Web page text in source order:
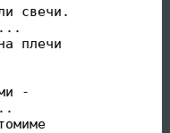
свечи.
плечи
-